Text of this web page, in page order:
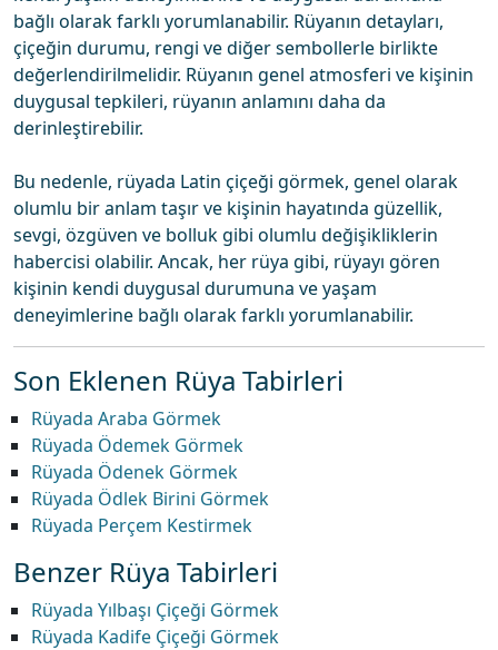
bağlı olarak farklı yorumlanabilir. Rüyanın detayları,
çiçeğin durumu, rengi ve diğer sembollerle birlikte
değerlendirilmelidir. Rüyanın genel atmosferi ve kişinin
duygusal tepkileri, rüyanın anlamını daha da
derinleştirebilir.
Bu nedenle, rüyada Latin çiçeği görmek, genel olarak
olumlu bir anlam taşır ve kişinin hayatında güzellik,
sevgi, özgüven ve bolluk gibi olumlu değişikliklerin
habercisi olabilir. Ancak, her rüya gibi, rüyayı gören
kişinin kendi duygusal durumuna ve yaşam
deneyimlerine bağlı olarak farklı yorumlanabilir.
Son Eklenen Rüya Tabirleri
Rüyada Araba Görmek
Rüyada Ödemek Görmek
Rüyada Ödenek Görmek
Rüyada Ödlek Birini Görmek
Rüyada Perçem Kestirmek
Benzer Rüya Tabirleri
Rüyada Yılbaşı Çiçeği Görmek
Rüyada Kadife Çiçeği Görmek